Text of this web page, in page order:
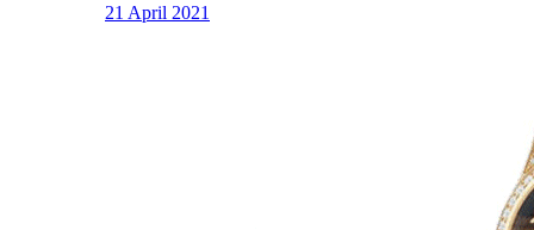
21 April 2021